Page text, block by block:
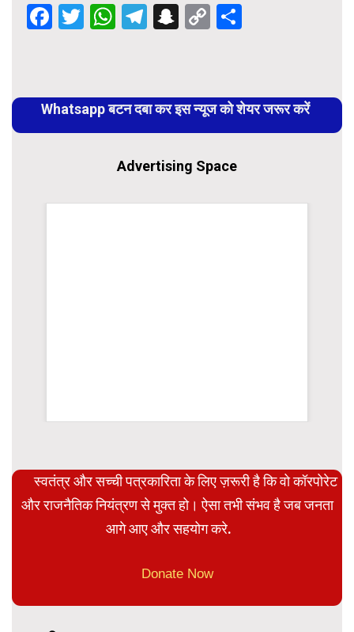
Facebook
Twitter
WhatsApp
Telegram
Snapchat
Copy
Reading
Whatsapp बटन दबा कर इस न्यूज को शेयर जरूर करें
Advertising Space
स्वतंत्र और सच्ची पत्रकारिता के लिए ज़रूरी है कि वो कॉरपोरेट
और राजनैतिक नियंत्रण से मुक्त हो। ऐसा तभी संभव है जब जनता
आगे आए और सहयोग करे.
Donate Now